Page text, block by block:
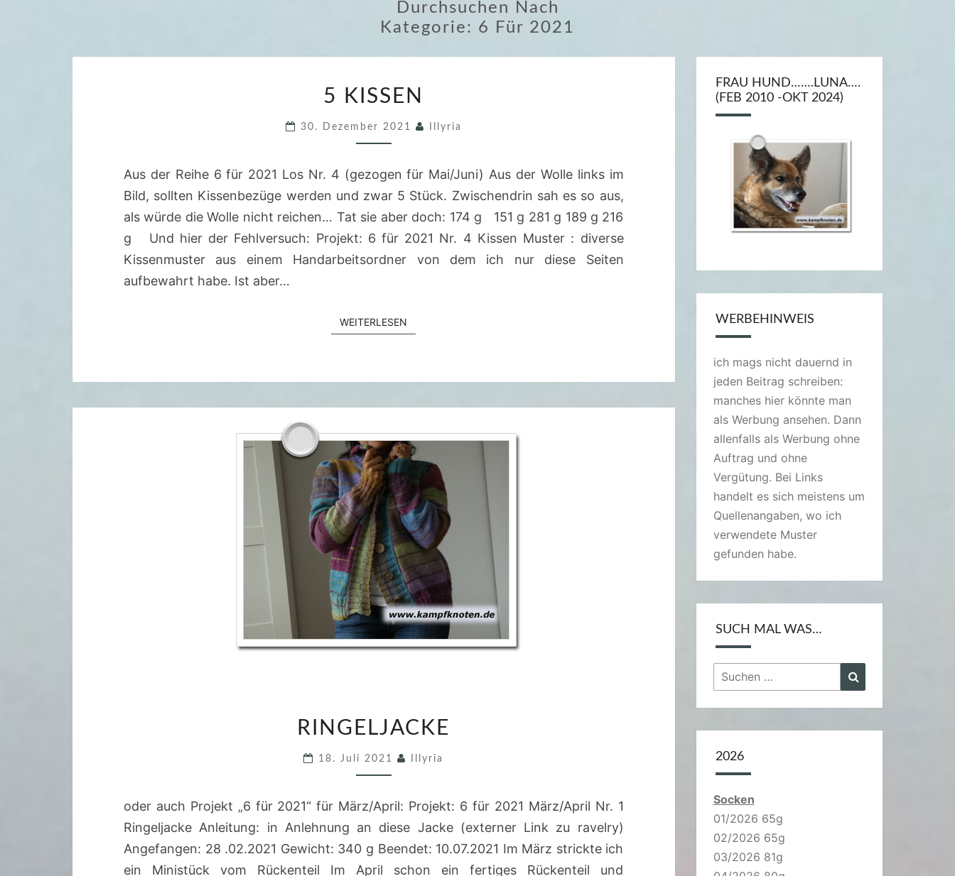
Durchsuchen Nach
Kategorie: 6 Für 2021
K
I
S
E
5 KISSEN
30. Dezember 2021 Illyria
Aus der Reihe 6 für 2021 Los Nr. 4 (gezogen für Mai/Juni) Aus der Wolle links im
Bild, sollten Kissenbezüge werden und zwar 5 Stück. Zwischendrin sah es so aus,
als würde die Wolle nicht reichen… Tat sie aber doch: 174 g 151 g 281 g 189 g 216
g Und hier der Fehlversuch: Projekt: 6 für 2021 Nr. 4 Kissen Muster : diverse
Kissenmuster aus einem Handarbeitsordner von dem ich nur diese Seiten
aufbewahrt habe. Ist aber…
WEITERLESEN
I
N
G
RINGELJACKE
18. Juli 2021 Illyria
oder auch Projekt „6 für 2021“ für März/April: Projekt: 6 für 2021 März/April Nr. 1
Ringeljacke Anleitung: in Anlehnung an diese Jacke (externer Link zu ravelry)
Angefangen: 28 .02.2021 Gewicht: 340 g Beendet: 10.07.2021 Im März strickte ich
ein Ministück vom Rückenteil Im April schon ein fertiges Rückenteil und
FRAU HUND…….LUNA….
(FEB 2010 -OKT 2024)
WERBEHINWEIS
ich mags nicht dauernd in
jeden Beitrag schreiben:
manches hier könnte man
als Werbung ansehen. Dann
allenfalls als Werbung ohne
Auftrag und ohne
Vergütung. Bei Links
handelt es sich meistens um
Quellenangaben, wo ich
verwendete Muster
gefunden habe.
SUCH MAL WAS…
Suchen
nach:
2026
Socken
01/2026 65g
02/2026 65g
03/2026 81g